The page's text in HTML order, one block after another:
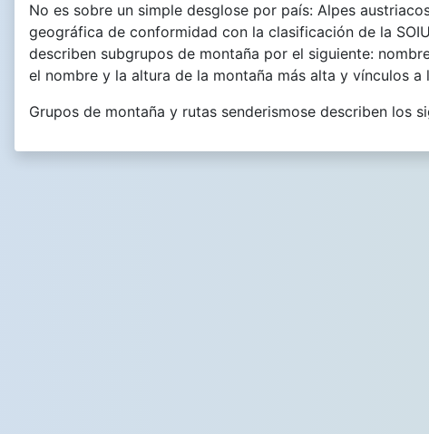
No es sobre un simple desglose por país: Alpes
geográfica de conformidad con la clasificación de la
describen subgrupos de montaña por el siguiente:
el nombre y la altura de la montaña más alta y vínculos
Grupos de montaña y rutas senderismose describen los